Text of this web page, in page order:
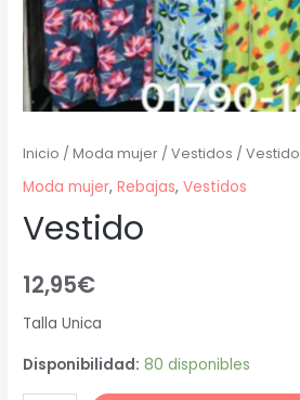
Inicio /Moda mujer /Vestidos / Vestido
Moda mujer,Rebajas,Vestidos
Vestido
12,95€
Talla Unica
Disponibilidad: 80 disponibles